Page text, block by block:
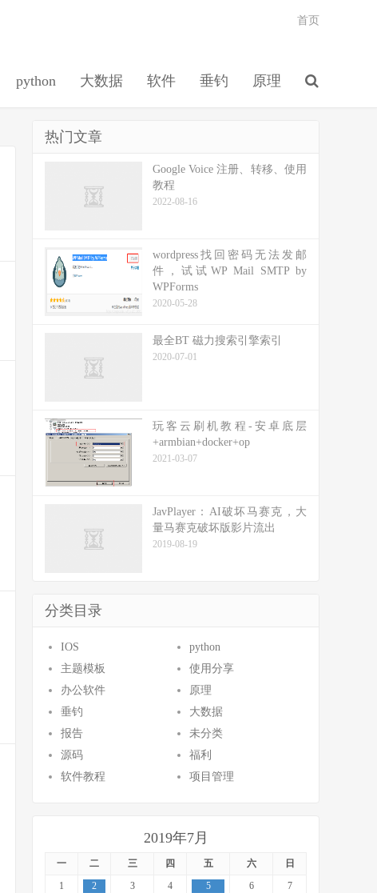
python 大数据 软件 垂钓 原理
首页
热门文章
Google Voice 注册、转移、使用
教程
2022-08-16
wordpress找回密码无法发邮
件，试试WP Mail SMTP by
WPForms
2020-05-28
最全BT 磁力搜索引擎索引
2020-07-01
玩客云刷机教程-安卓底层
+armbian+docker+op
2021-03-07
JavPlayer：AI破坏马赛克，大
量马赛克破坏版影片流出
2019-08-19
分类目录
IOS
python
主题模板
使用分享
办公软件
原理
垂钓
大数据
报告
未分类
源码
福利
软件教程
项目管理
2019年7月
一 二 三 四 五 六 日
1 2 3 4 5 6
7